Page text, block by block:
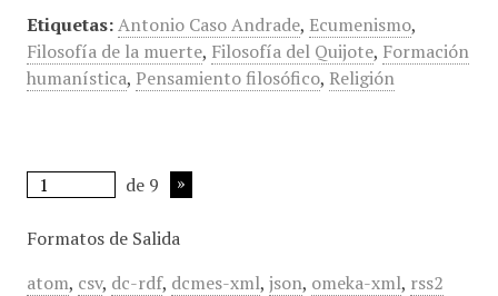
Etiquetas: Antonio Caso Andrade, Ecumenismo,
Filosofía de la muerte, Filosofía del Quijote, Formación
humanística, Pensamiento filosófico, Religión
de 9
Formatos de Salida
atom, csv, dc-rdf, dcmes-xml, json, omeka-xml, rss2